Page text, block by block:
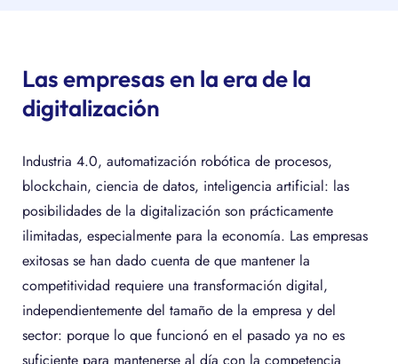
Las empresas en la era de la
digitalización
Industria 4.0, automatización robótica de procesos,
blockchain, ciencia de datos, inteligencia artificial: las
posibilidades de la digitalización son prácticamente
ilimitadas, especialmente para la economía. Las empresas
exitosas se han dado cuenta de que mantener la
competitividad requiere una transformación digital,
independientemente del tamaño de la empresa y del
sector: porque lo que funcionó en el pasado ya no es